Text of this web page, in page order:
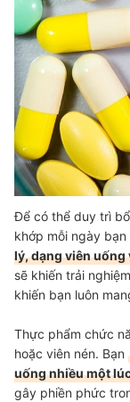
Để có thể duy trì
khớp mỗi ngày
lý, dạng viên
sẽ khiến trải
khiến bạn luôn
Thực phẩm chức
hoặc viên nén. Bạn
uống nhiều một
gây phiền phức